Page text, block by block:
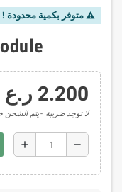
warning متوفر بكمية محدودة !
2.200 ر.ع
لا توجد ضريبة يتم الشحن خلال 1-2
remove
add